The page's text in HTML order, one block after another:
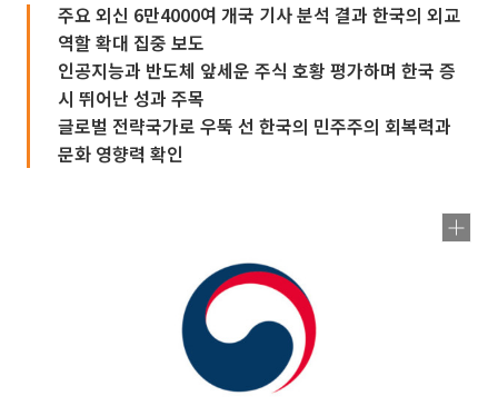
주요 외신 6만4000여 개국 기사 분석 결과 한국의 외교
역할 확대 집중 보도
인공지능과 반도체 앞세운 주식 호황 평가하며 한국 증
시 뛰어난 성과 주목
글로벌 전략국가로 우뚝 선 한국의 민주주의 회복력과
문화 영향력 확인